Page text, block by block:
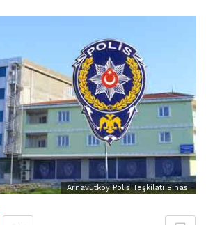
Arnavutköy Polis Teşkilatı Binası